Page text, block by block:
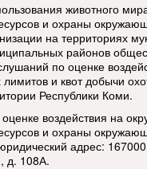
животного
и охраны
на территориях
районов
по оценке
и квот добычи
Республики Коми.
воздействия на
и охраны
адрес:
д. 108А.